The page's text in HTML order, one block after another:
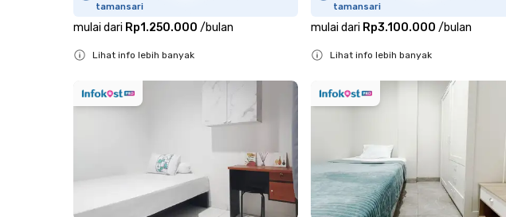
tamansari
mulai dari Rp1.250.000 /bulan
Lihat info lebih banyak
tamansari
mulai dari Rp3.100.000 /bulan
Lihat info lebih banyak